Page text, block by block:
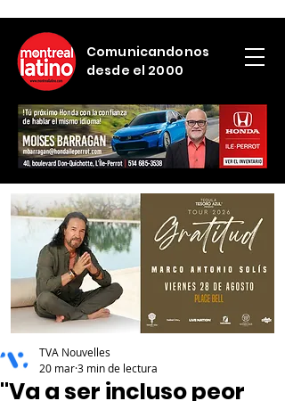
Comunicandonos
desde el 2000
"Va a ser incluso peor
TVA Nouvelles
20 mar3 min de lectura